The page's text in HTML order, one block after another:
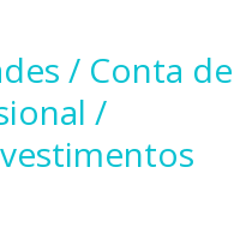
/ Conta de
/